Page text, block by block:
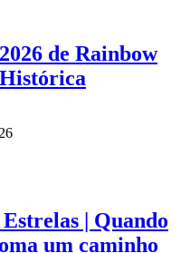
de Rainbow
| Quando
um caminho